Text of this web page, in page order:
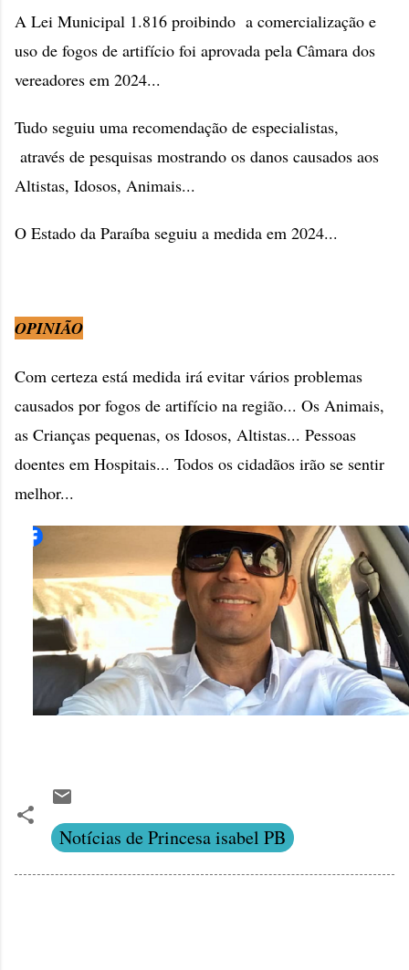
A Lei Municipal 1.816 proibindo a comercialização e
uso de fogos de artifício foi aprovada pela Câmara dos
vereadores em 2024...
Tudo seguiu uma recomendação de especialistas,
através de pesquisas mostrando os danos causados aos
Altistas, Idosos, Animais...
O Estado da Paraíba seguiu a medida em 2024...
OPINIÃO
Com certeza está medida irá evitar vários problemas
causados por fogos de artifício na região... Os Animais,
as Crianças pequenas, os Idosos, Altistas... Pessoas
doentes em Hospitais... Todos os cidadãos irão se sentir
melhor...
Notícias de Princesa isabel PB